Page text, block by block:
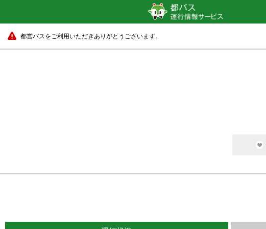
都営バスをご利用いただきありがとうございます。